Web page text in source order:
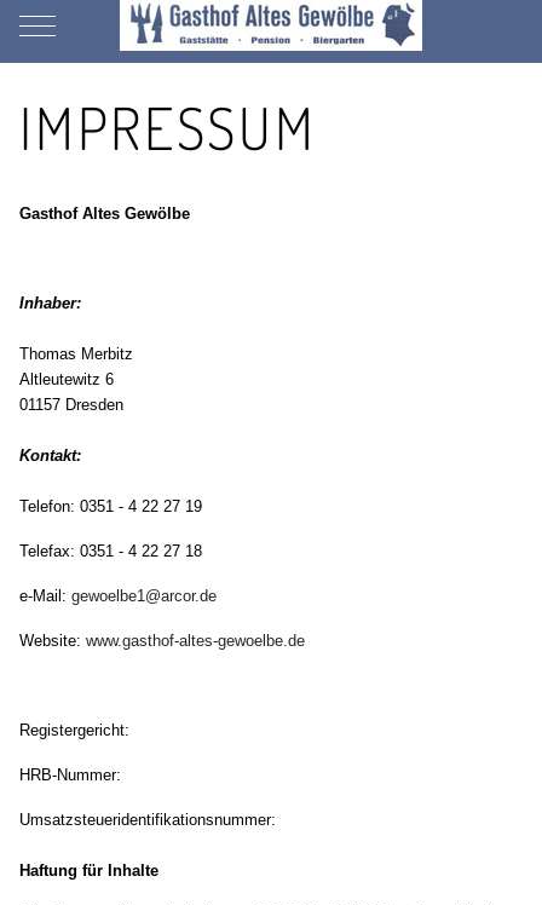
Mobile Menu Toggle
IMPRESSUM
Gasthof Altes Gewölbe
Inhaber:
Thomas Merbitz
Altleutewitz 6
01157 Dresden
Kontakt:
Telefon: 0351 - 4 22 27 19
Telefax: 0351 - 4 22 27 18
e-Mail:gewoelbe1@arcor.de
Website:www.gasthof-altes-gewoelbe.de
Registergericht:
HRB-Nummer:
Umsatzsteueridentifikationsnummer:
Haftung für Inhalte